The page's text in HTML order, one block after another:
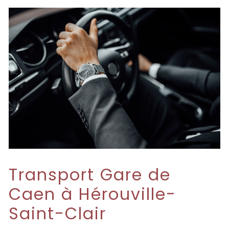
Transport Gare de
Caen à Hérouville-
Saint-Clair